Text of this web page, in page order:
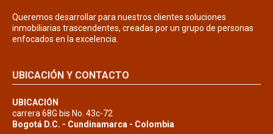
Queremos desarrollar para nuestros clientes soluciones
inmobiliarias trascendentes, creadas por un grupo de personas
enfocados en la excelencia.
UBICACIÓN
carrera 68G bis No. 43c-72